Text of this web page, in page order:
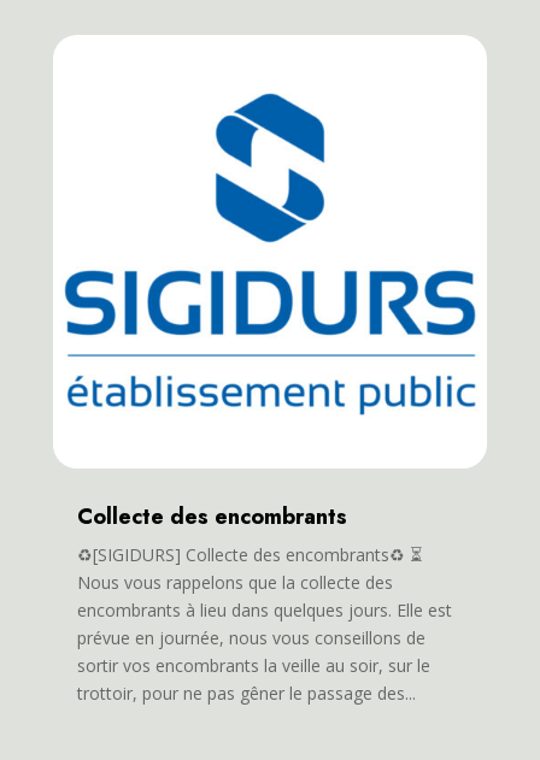
Collecte des encombrants
♻️[SIGIDURS] Collecte des encombrants♻️ ⏳
Nous vous rappelons que la collecte des
encombrants à lieu dans quelques jours. Elle est
prévue en journée, nous vous conseillons de
sortir vos encombrants la veille au soir, sur le
trottoir, pour ne pas gêner le passage des...